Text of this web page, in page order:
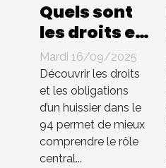
Quels sont
les droits et
les
obligations
d'un
huissier
dans le 94 ?
Mardi 16/09/2025
Découvrir les droits
et les obligations
d’un huissier dans le
94 permet de mieux
comprendre le rôle
central...